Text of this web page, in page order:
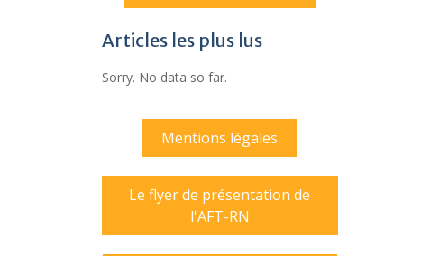
Articles les plus lus
Sorry. No data so far.
Mentions légales
Le flyer de présentation de
l'AFT-RN